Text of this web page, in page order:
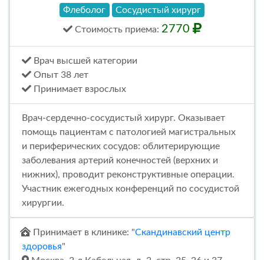
Флеболог Сосудистый хирург
Стоимость приема: 2770
Врач высшей категории
Опыт 38 лет
Принимает взрослых
Врач-сердечно-сосудистый хирург. Оказывает
помощь пациентам с патологией магистральных
и периферических сосудов: облитерирующие
заболевания артерий конечностей (верхних и
нижних), проводит реконструктивные операции.
Участник ежегодных конференций по сосудистой
хирургии.
Принимает в клинике: "Скандинавский центр
здоровья"